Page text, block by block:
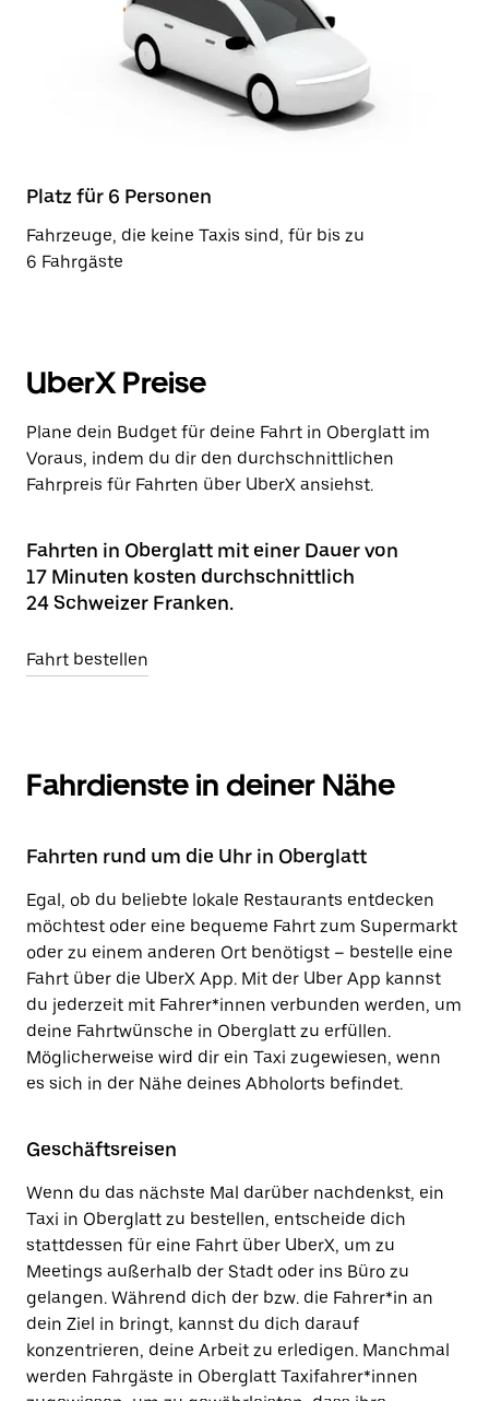
Platz für 6 Personen
Fahrzeuge, die keine Taxis sind, für bis zu
6 Fahrgäste
UberX Preise
Plane dein Budget für deine Fahrt in Oberglatt im
Voraus, indem du dir den durchschnittlichen
Fahrpreis für Fahrten über UberX ansiehst.
Fahrten in Oberglatt mit einer Dauer von
17 Minuten kosten durchschnittlich
24 Schweizer Franken.
Fahrt bestellen
Fahrdienste in deiner Nähe
Fahrten rund um die Uhr in Oberglatt
Egal, ob du beliebte lokale Restaurants entdecken
möchtest oder eine bequeme Fahrt zum Supermarkt
oder zu einem anderen Ort benötigst – bestelle eine
Fahrt über die UberX App. Mit der Uber App kannst
du jederzeit mit Fahrer*innen verbunden werden, um
deine Fahrtwünsche in Oberglatt zu erfüllen.
Möglicherweise wird dir ein Taxi zugewiesen, wenn
es sich in der Nähe deines Abholorts befindet.
Geschäftsreisen
Wenn du das nächste Mal darüber nachdenkst, ein
Taxi in Oberglatt zu bestellen, entscheide dich
stattdessen für eine Fahrt über UberX, um zu
Meetings außerhalb der Stadt oder ins Büro zu
gelangen. Während dich der bzw. die Fahrer*in an
dein Ziel in bringt, kannst du dich darauf
konzentrieren, deine Arbeit zu erledigen. Manchmal
werden Fahrgäste in Oberglatt Taxifahrer*innen